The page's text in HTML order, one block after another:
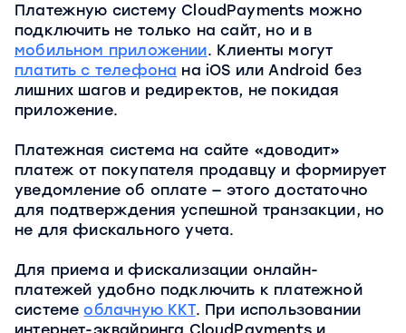
Платежную систему CloudPayments можно
подключить не только на сайт, но и в
мобильном приложении. Клиенты могут
платить с телефона на iOS или Android без
лишних шагов и редиректов, не покидая
приложение.
Платежная система на сайте «доводит»
платеж от покупателя продавцу и формирует
уведомление об оплате — этого достаточно
для подтверждения успешной транзакции, но
не для фискального учета.
Для приема и фискализации онлайн-
платежей удобно подключить к платежной
системеоблачную ККТ. При использовании
интернет-эквайринга CloudPayments и